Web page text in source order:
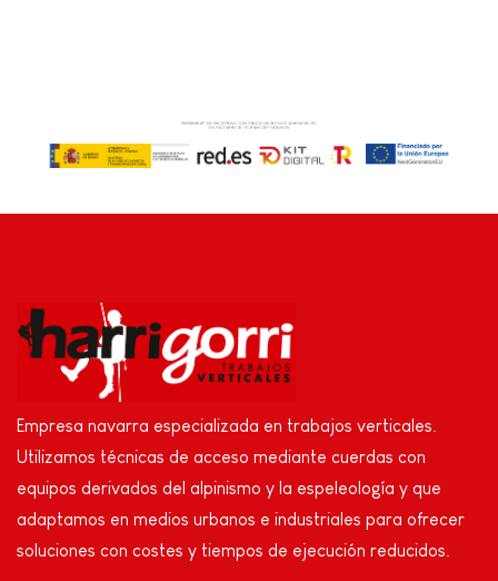
Empresa navarra especializada en trabajos verticales.
Utilizamos técnicas de acceso mediante cuerdas con
equipos derivados del alpinismo y la espeleología y que
adaptamos en medios urbanos e industriales para ofrecer
soluciones con costes y tiempos de ejecución reducidos.